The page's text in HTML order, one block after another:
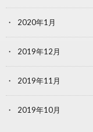
2020年1月
2019年12月
2019年11月
2019年10月